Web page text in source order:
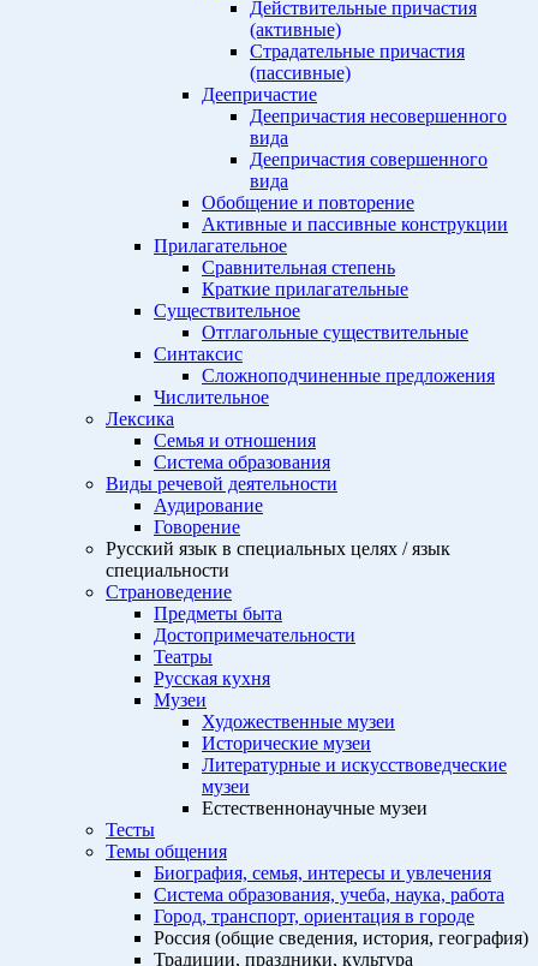
Действительные причастия
(активные)
Страдательные причастия
(пассивные)
Деепричастие
Деепричастия несовершенного
вида
Деепричастия совершенного
вида
Обобщение и повторение
Активные и пассивные конструкции
Прилагательное
Сравнительная степень
Краткие прилагательные
Существительное
Отглагольные существительные
Синтаксис
Сложноподчиненные предложения
Числительное
Лексика
Семья и отношения
Система образования
Виды речевой деятельности
Аудирование
Говорение
Русский язык в специальных целях / язык
специальности
Страноведение
Предметы быта
Достопримечательности
Театры
Русская кухня
Музеи
Художественные музеи
Исторические музеи
Литературные и искусствоведческие
музеи
Естественнонаучные музеи
Тесты
Темы общения
Биография, семья, интересы и увлечения
Система образования, учеба, наука, работа
Город, транспорт, ориентация в городе
Россия (общие сведения, история, география)
Традиции, праздники, культура